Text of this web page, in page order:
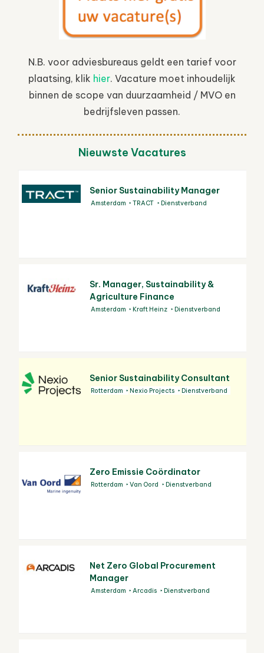
N.B. voor adviesbureaus geldt een tarief voor
plaatsing, klik hier. Vacature moet inhoudelijk
binnen de scope van duurzaamheid / MVO en
bedrijfsleven passen.
Nieuwste Vacatures
Senior Sustainability Manager
Amsterdam TRACT Dienstverband
Sr. Manager, Sustainability &
Agriculture Finance
Amsterdam Kraft Heinz Dienstverband
Senior Sustainability Consultant
Rotterdam Nexio Projects Dienstverband
Zero Emissie Coördinator
Rotterdam Van Oord Dienstverband
Net Zero Global Procurement
Manager
Amsterdam Arcadis Dienstverband